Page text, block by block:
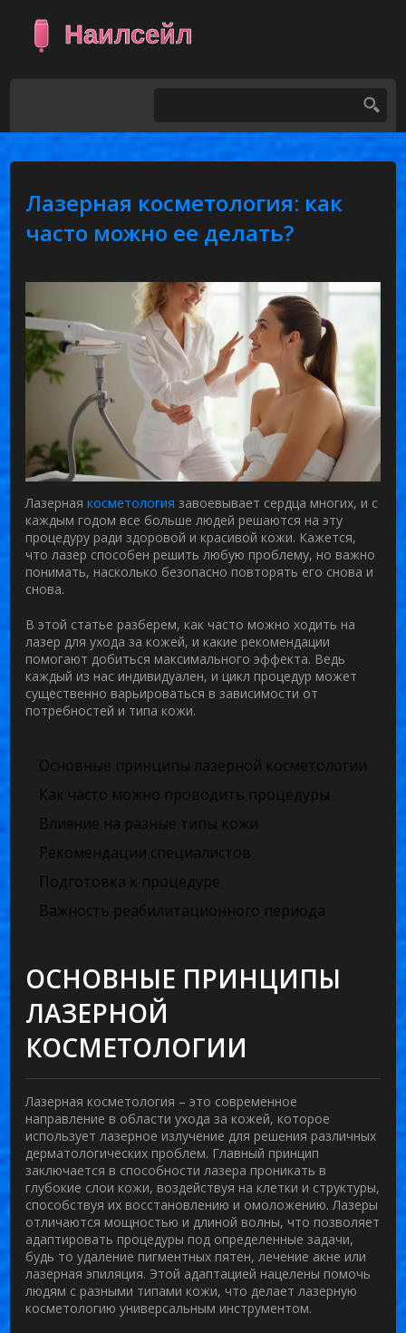
Лазерная косметология: как
часто можно ее делать?
Лазернаякосметология завоевывает сердца многих, и с
каждым годом все больше людей решаются на эту
процедуру ради здоровой и красивой кожи. Кажется,
что лазер способен решить любую проблему, но важно
понимать, насколько безопасно повторять его снова и
снова.
В этой статье разберем, как часто можно ходить на
лазер для ухода за кожей, и какие рекомендации
помогают добиться максимального эффекта. Ведь
каждый из нас индивидуален, и цикл процедур может
существенно варьироваться в зависимости от
потребностей и типа кожи.
Основные принципы лазерной косметологии
Как часто можно проводить процедуры
Влияние на разные типы кожи
Рекомендации специалистов
Подготовка к процедуре
Важность реабилитационного периода
ОСНОВНЫЕ ПРИНЦИПЫ
ЛАЗЕРНОЙ
КОСМЕТОЛОГИИ
Лазерная косметология – это современное
направление в области ухода за кожей, которое
использует лазерное излучение для решения различных
дерматологических проблем. Главный принцип
заключается в способности лазера проникать в
глубокие слои кожи, воздействуя на клетки и структуры,
способствуя их восстановлению и омоложению. Лазеры
отличаются мощностью и длиной волны, что позволяет
адаптировать процедуры под определенные задачи,
будь то удаление пигментных пятен, лечение акне или
лазерная эпиляция. Этой адаптацией нацелены помочь
людям с разными типами кожи, что делаетлазерную
косметологию универсальным инструментом.